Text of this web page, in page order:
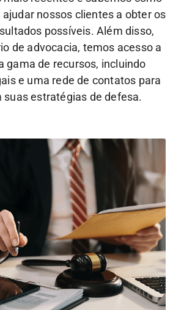
ajudar nossos clientes a obter os
possíveis. Além disso,
de advocacia, temos acesso a
gama de recursos, incluindo
e uma rede de contatos para
suas estratégias de defesa.